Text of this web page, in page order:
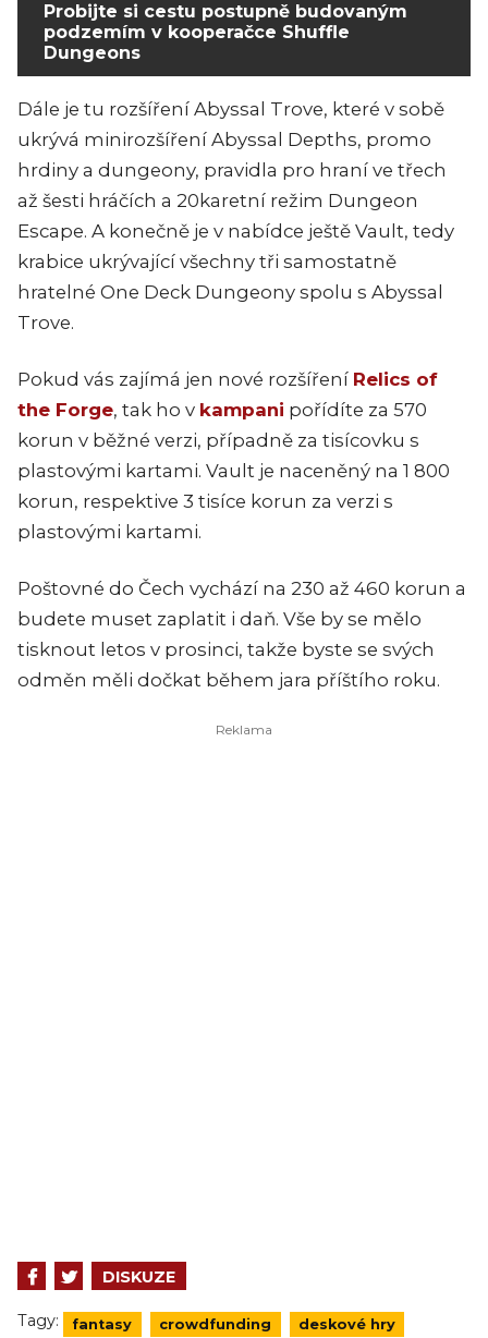
Probijte si cestu postupně budovaným
podzemím v kooperačce Shuffle
Dungeons
Dále je tu rozšíření Abyssal Trove, které v sobě
ukrývá minirozšíření Abyssal Depths, promo
hrdiny a dungeony, pravidla pro hraní ve třech
až šesti hráčích a 20karetní režim Dungeon
Escape. A konečně je v nabídce ještě Vault, tedy
krabice ukrývající všechny tři samostatně
hratelné One Deck Dungeony spolu s Abyssal
Trove.
Pokud vás zajímá jen nové rozšíření Relics of
the Forge, tak ho v kampani pořídíte za 570
korun v běžné verzi, případně za tisícovku s
plastovými kartami. Vault je naceněný na 1 800
korun, respektive 3 tisíce korun za verzi s
plastovými kartami.
Poštovné do Čech vychází na 230 až 460 korun a
budete muset zaplatit i daň. Vše by se mělo
tisknout letos v prosinci, takže byste se svých
odměn měli dočkat během jara příštího roku.
DISKUZE
Tagy: fantasy crowdfunding deskové hry